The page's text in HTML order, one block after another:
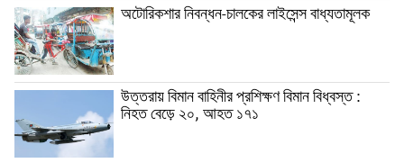
অটোরিকশার নিবন্ধন-চালকের লাইসেন্স বাধ্যতামূলক
উত্তরায় বিমান বাহিনীর প্রশিক্ষণ বিমান বিধ্বস্ত :
নিহত বেড়ে ২০, আহত ১৭১